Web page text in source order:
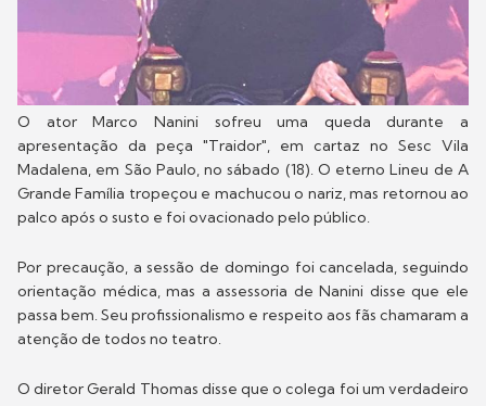
O ator Marco Nanini sofreu uma queda durante a
apresentação da peça "Traidor", em cartaz no Sesc Vila
Madalena, em São Paulo, no sábado (18). O eterno Lineu de A
Grande Família tropeçou e machucou o nariz, mas retornou ao
palco após o susto e foi ovacionado pelo público.
Por precaução, a sessão de domingo foi cancelada, seguindo
orientação médica, mas a assessoria de Nanini disse que ele
passa bem. Seu profissionalismo e respeito aos fãs chamaram a
atenção de todos no teatro.
O diretor Gerald Thomas disse que o colega foi um verdadeiro